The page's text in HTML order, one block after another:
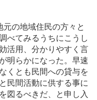
の地域住民の方々と
べてみるうちにこうし
活用、分かりやすく言
明らかになった。早速
くとも民間への貸与を
民間活動に供する事に
図るべきだ、と申し入